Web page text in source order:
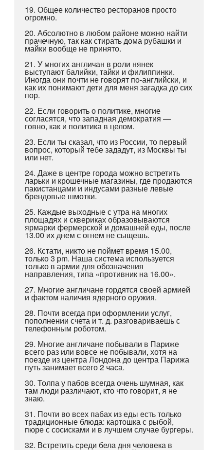
19. Общее количество ресторанов просто
огромно.
20. Абсолютно в любом районе можно найти
прачечную, так как стирать дома рубашки и
майки вообще не принято.
21. У многих англичан в роли нянек
выступают балийки, тайки и филиппинки.
Иногда они почти не говорят по-английски, и
как их понимают дети для меня загадка до сих
пор.
22. Если говорить о политике, многие
согласятся, что западная демократия —
говно, как и политика в целом.
23. Если ты сказал, что из России, то первый
вопрос, который тебе зададут, из Москвы ты
или нет.
24. Даже в центре города можно встретить
ларьки и крошечные магазины, где продаются
пакистанцами и индусами разные левые
брендовые шмотки.
25. Каждые выходные с утра на многих
площадях и сквериках образовываются
ярмарки фермерской и домашней еды, после
13.00 их днем с огнем не сыщешь.
26. Кстати, никто не поймет время 15.00,
только 3 pm. Наша система используется
только в армии для обозначения
направления, типа «противник на 16.00».
27. Многие англичане гордятся своей армией
и фактом наличия ядерного оружия.
28. Почти всегда при оформлении услуг,
пополнении счета и т. д. разговариваешь с
телефонным роботом.
29. Многие англичане побывали в Париже
всего раз или вовсе не побывали, хотя на
поезде из центра Лондона до центра Парижа
путь занимает всего 2 часа.
30. Толпа у пабов всегда очень шумная, как
там люди различают, кто что говорит, я не
знаю.
31. Почти во всех пабах из еды есть только
традиционные блюда: картошка с рыбой,
пюре с сосисками и в лучшем случае бургеры.
32. Встретить среди бела дня человека в